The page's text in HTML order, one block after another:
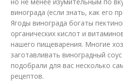
но не менее изумительным по
винограда (если знать, как его
Ягоды винограда богаты
органических кислот и
нашего пищеварения. Многие
заготавливать виноградный
подобрали для вас несколько
рецептов.